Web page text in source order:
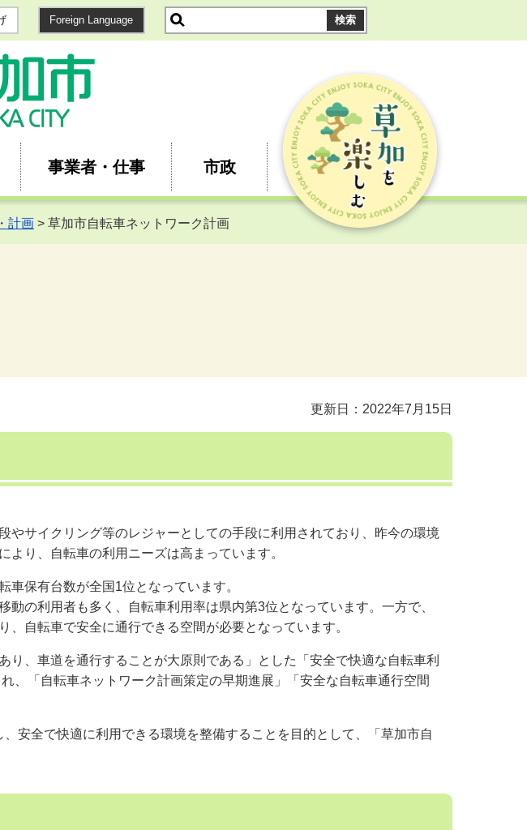
Foreign Language
事業者・仕事 市政
計画 > 草加市自転車ネットワーク計画
更新日：2022年7月15日
サイクリング等のレジャーとしての手段に利用されており、昨今の環境
り、自転車の利用ニーズは高まっています。
保有台数が全国1位となっています。
の利用者も多く、自転車利用率は県内第3位となっています。一方で、
自転車で安全に通行できる空間が必要となっています。
、車道を通行することが大原則である」とした「安全で快適な自転車利
、「自転車ネットワーク計画策定の早期進展」「安全な自転車通行空間
安全で快適に利用できる環境を整備することを目的として、「草加市自